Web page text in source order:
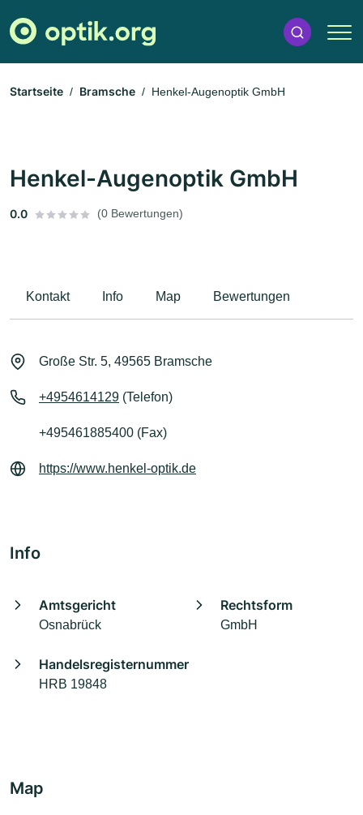
Startseite Bramsche Henkel-Augenoptik GmbH
Henkel-Augenoptik GmbH
0.0 (0 Bewertungen)
Kontakt Info Map Bewertungen
Große Str. 5, 49565 Bramsche
+4954614129 (Telefon)
+495461885400 (Fax)
https://www.henkel-optik.de
Info
Amtsgericht
Osnabrück
Rechtsform
GmbH
Handelsregisternummer
HRB 19848
Map